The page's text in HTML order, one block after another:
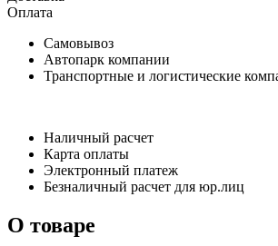
Оплата
Самовывоз
Автопарк компании
Транспортные и логистические
Наличный расчет
Карта оплаты
Электронный платеж
Безналичный расчет для юр.лиц
О товаре